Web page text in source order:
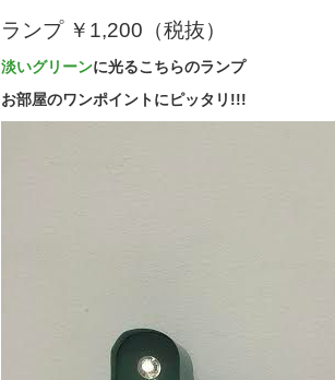
ランプ ￥1,200（税抜）
淡いグリーンに光るこちらのランプ
お部屋のワンポイントにピッタリ!!!